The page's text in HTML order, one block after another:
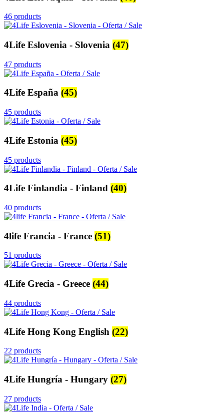
46 products
4Life Eslovenia - Slovenia (47)
47 products
4Life España (45)
45 products
4Life Estonia (45)
45 products
4Life Finlandia - Finland (40)
40 products
4life Francia - France (51)
51 products
4Life Grecia - Greece (44)
44 products
4Life Hong Kong English (22)
22 products
4Life Hungría - Hungary (27)
27 products